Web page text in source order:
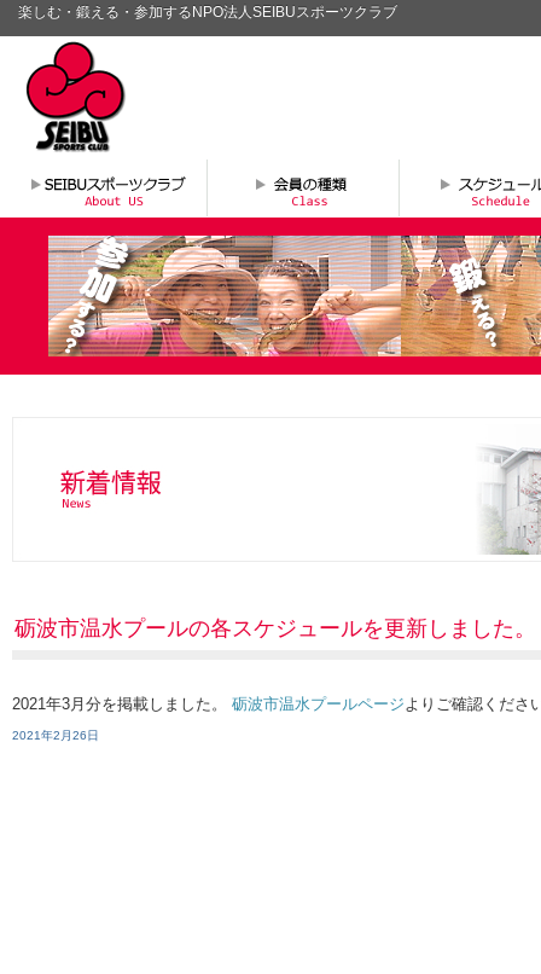
楽しむ・鍛える・参加するNPO法人SEIBUスポーツクラブ
砺波市温水プールの各スケジュールを更新しました。
2021年3月分を掲載しました。 砺波市温水プールページよりご確認くださ
2021年2月26日